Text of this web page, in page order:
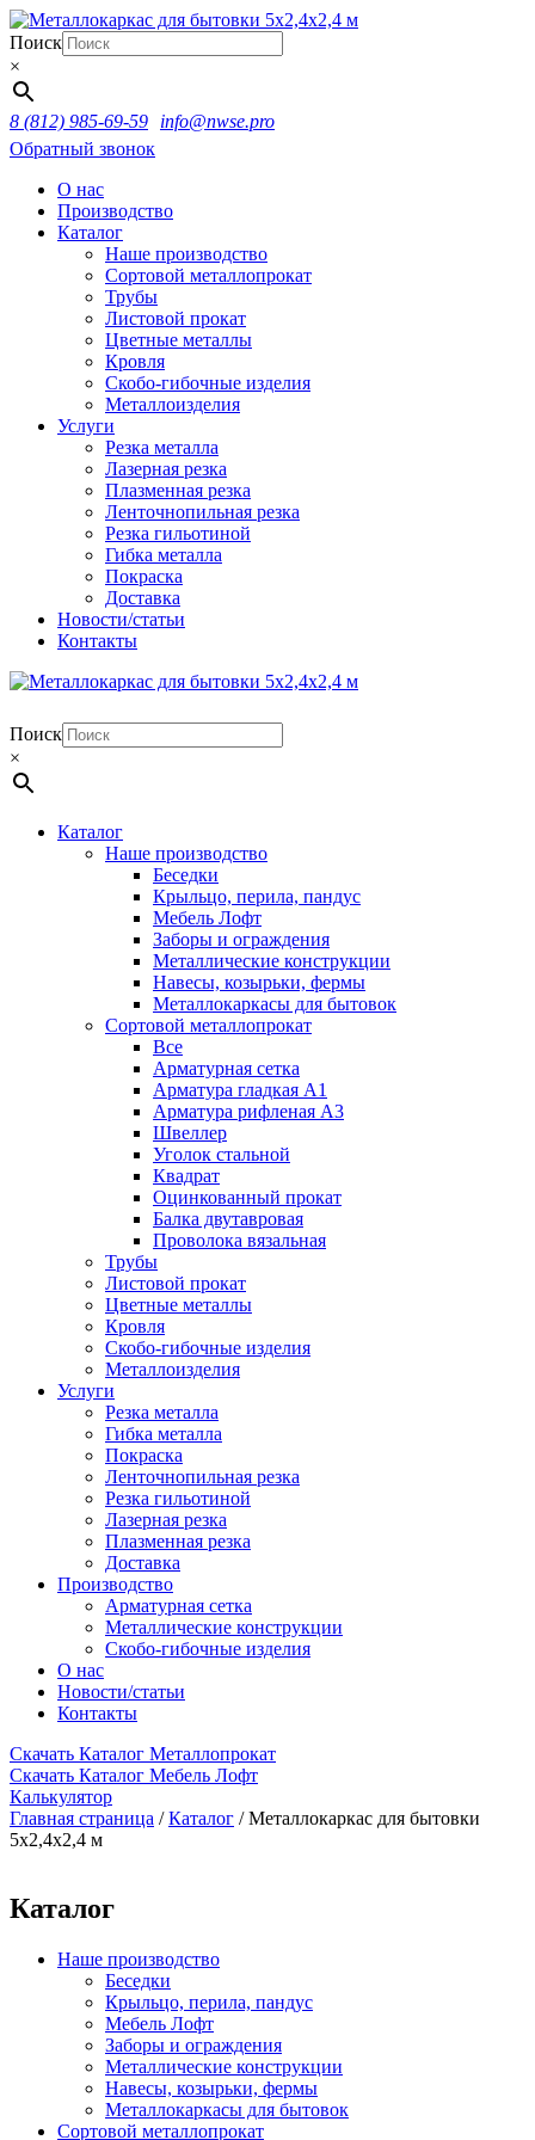
Поиск
×
8 (812) 985-69-59
info@nwse.pro
Обратный звонок
О нас
Производство
Каталог
Наше производство
Сортовой металлопрокат
Трубы
Листовой прокат
Цветные металлы
Кровля
Скобо-гибочные изделия
Металлоизделия
Услуги
Резка металла
Лазерная резка
Плазменная резка
Ленточнопильная резка
Резка гильотиной
Гибка металла
Покраска
Доставка
Новости/статьи
Контакты
Поиск
×
Каталог
Наше производство
Беседки
Крыльцо, перила, пандус
Мебель Лофт
Заборы и ограждения
Металлические конструкции
Навесы, козырьки, фермы
Металлокаркасы для бытовок
Сортовой металлопрокат
Все
Арматурная сетка
Арматура гладкая А1
Арматура рифленая А3
Швеллер
Уголок стальной
Квадрат
Оцинкованный прокат
Балка двутавровая
Проволока вязальная
Трубы
Листовой прокат
Цветные металлы
Кровля
Скобо-гибочные изделия
Металлоизделия
Услуги
Резка металла
Гибка металла
Покраска
Ленточнопильная резка
Резка гильотиной
Лазерная резка
Плазменная резка
Доставка
Производство
Арматурная сетка
Металлические конструкции
Скобо-гибочные изделия
О нас
Новости/статьи
Контакты
Скачать Каталог Металлопрокат
Скачать Каталог Мебель Лофт
Калькулятор
Главная страница /Каталог /Металлокаркас для бытовки
5х2,4х2,4 м
Каталог
Наше производство
Беседки
Крыльцо, перила, пандус
Мебель Лофт
Заборы и ограждения
Металлические конструкции
Навесы, козырьки, фермы
Металлокаркасы для бытовок
Сортовой металлопрокат